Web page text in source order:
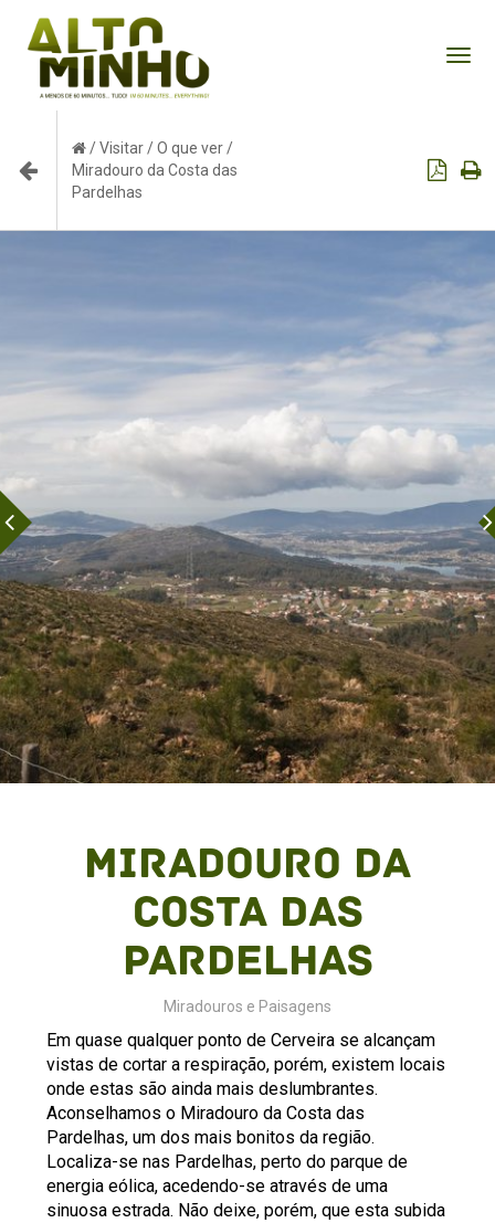
/Visitar/O que ver/
Miradouro da Costa das
Pardelhas
Miradouro da
Costa das
Pardelhas
Miradouros e Paisagens
Em quase qualquer ponto de Cerveira se alcançam
vistas de cortar a respiração, porém, existem locais
onde estas são ainda mais deslumbrantes.
Aconselhamos o Miradouro da Costa das
Pardelhas, um dos mais bonitos da região.
Localiza-se nas Pardelhas, perto do parque de
energia eólica, acedendo-se através de uma
sinuosa estrada. Não deixe, porém, que esta subida